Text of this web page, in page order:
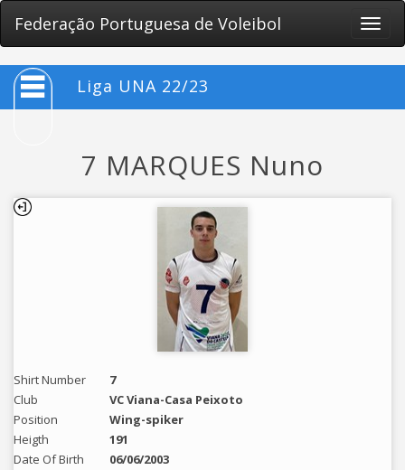
Federação Portuguesa de Voleibol
Toggle
Liga UNA 22/23
7 MARQUES Nuno
Shirt Number
7
Club
VC Viana-Casa Peixoto
Position
Wing-spiker
Heigth
191
Date Of Birth
06/06/2003